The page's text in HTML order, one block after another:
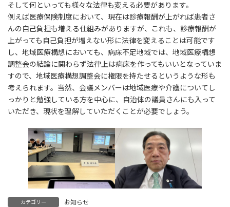
そして何といっても様々な法律も変える必要があります。
例えば医療保険制度において、現在は診療報酬が上がれば患者さ
んの自己負担も増える仕組みがありますが、これも、診療報酬が
上がっても自己負担が増えない形に法律を変えることは可能です
し、地域医療構想においても、病床不足地域では、地域医療構想
調整会の結論に関わらず法律上は病床を作ってもいいとなっていま
すので、地域医療構想調整会に権限を持たせるというような形も
考えられます。当然、会議メンバーは地域医療や介護についてし
っかりと勉強している方を中心に、自治体の議員さんにも入って
いただき、現状を理解していただくことが必要でしょう。
カテゴリー お知らせ